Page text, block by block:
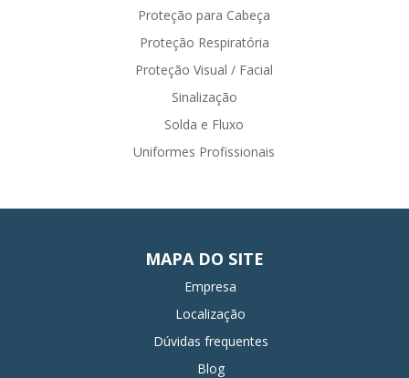
Proteção para Cabeça
Proteção Respiratória
Proteção Visual / Facial
Sinalização
Solda e Fluxo
Uniformes Profissionais
MAPA DO SITE
Empresa
Localização
Dúvidas frequentes
Blog